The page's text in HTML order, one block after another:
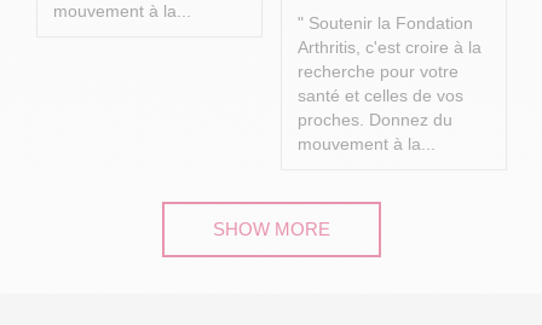
mouvement à la...
" Soutenir la Fondation
Arthritis, c'est croire à la
recherche pour votre
santé et celles de vos
proches. Donnez du
mouvement à la...
SHOW MORE